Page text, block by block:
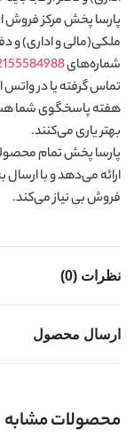
پارسا پخش مرکز فروش
ملکی(مالی و اداری) و
شماره‌های
هفته پاسخگوی شما
بهتر یاری می‌کنند.
پارسا پخش تمام
ارائه می‌دهد و با ارسال
فروش بی نیاز می‌کند.
نظرات (0)
ارسال محصول
محصولات مشابه